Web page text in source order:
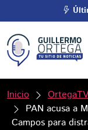
Inicio
OrtegaTV
PAN acusa a
Campos para